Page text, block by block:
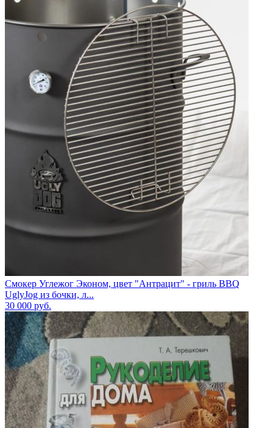
Смокер Углежог Эконом, цвет "Антрацит" - гриль BBQ
UglyJog из бочки, л...
30 000 руб.